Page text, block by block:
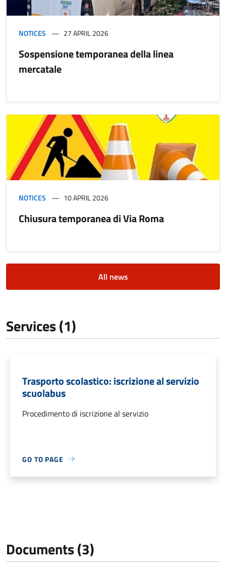
NOTICES 27 APRIL 2026
Sospensione temporanea della linea
mercatale
NOTICES 10 APRIL 2026
Chiusura temporanea di Via Roma
All news
Services (1)
Trasporto scolastico: iscrizione al servizio
scuolabus
Procedimento di iscrizione al servizio
GO TO PAGE
Documents (3)